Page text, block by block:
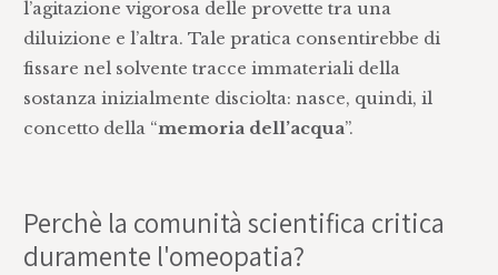
l’agitazione vigorosa delle provette tra una
diluizione e l’altra. Tale pratica consentirebbe di
fissare nel solvente tracce immateriali della
sostanza inizialmente disciolta: nasce, quindi, il
concetto della “memoria dell’acqua”.
Perchè la comunità scientifica critica
duramente l'omeopatia?